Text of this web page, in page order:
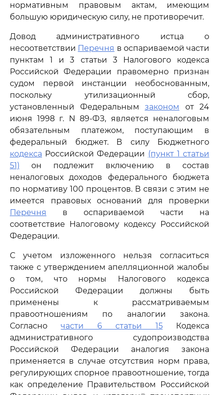
нормативным правовым актам, имеющим
большую юридическую силу, не противоречит.
Довод административного истца о
несоответствии Перечня в оспариваемой части
пунктам 1 и 3 статьи 3 Налогового кодекса
Российской Федерации правомерно признан
судом первой инстанции необоснованным,
поскольку утилизационный сбор,
установленный Федеральным законом
от 24
июня 1998 г. N 89-ФЗ, является неналоговым
обязательным платежом, поступающим в
федеральный бюджет. В силу Бюджетного
кодекса Российской Федерации (пункт 1 статьи
51) он подлежит включению в состав
неналоговых доходов федерального бюджета
по нормативу 100 процентов. В связи с этим не
имеется правовых оснований для проверки
Перечня
в оспариваемой части на
соответствие Налоговому кодексу Российской
Федерации.
С учетом изложенного нельзя согласиться
также с утверждением апелляционной жалобы
о том, что нормы Налогового кодекса
Российской Федерации должны быть
применены к рассматриваемым
правоотношениям по аналогии закона.
Согласночасти 6 статьи 15Кодекса
административного судопроизводства
Российской Федерации аналогия закона
применяется в случае отсутствия норм права,
регулирующих спорное правоотношение, тогда
как определение Правительством Российской